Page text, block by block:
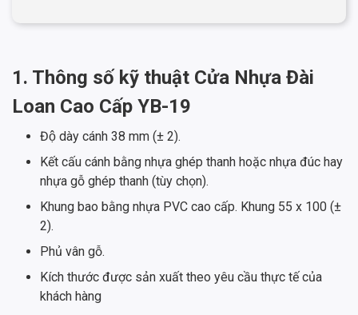
1. Thông số kỹ thuật Cửa Nhựa Đài
Loan Cao Cấp YB-19
Độ dày cánh 38 mm (± 2).
Kết cấu cánh bằng nhựa ghép thanh hoặc nhựa đúc hay
nhựa gỗ ghép thanh (tùy chọn).
Khung bao bằng nhựa PVC cao cấp. Khung 55 x 100 (±
2).
Phủ vân gỗ.
Kích thước được sản xuất theo yêu cầu thực tế của
khách hàng